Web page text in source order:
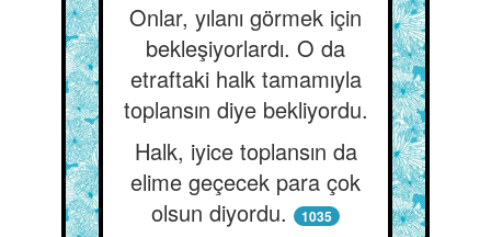
Onlar, yılanı görmek için
bekleşiyorlardı. O da
etraftaki halk tamamıyla
toplansın diye bekliyordu.
Halk, iyice toplansın da
elime geçecek para çok
olsun diyordu.
1035